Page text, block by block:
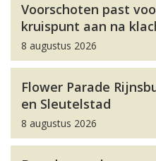
Voorschoten past
kruispunt aan na
8 augustus 2026
Flower Parade
en Sleutelstad
8 augustus 2026